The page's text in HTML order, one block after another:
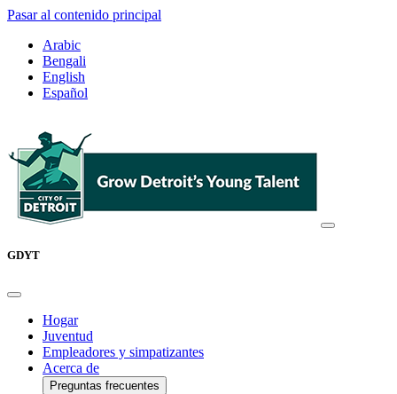
Pasar al contenido principal
Arabic
Bengali
English
Español
GDYT
Hogar
Juventud
Empleadores y simpatizantes
Acerca de
Preguntas frecuentes